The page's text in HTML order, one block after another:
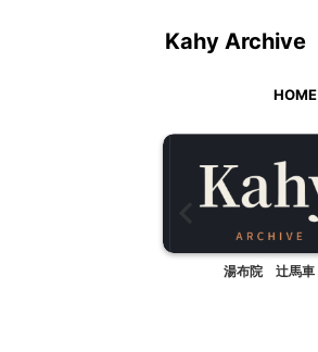
Kahy Archive
HOME
湯布院 辻馬車